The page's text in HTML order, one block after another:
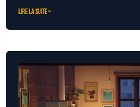
Lire la suite »